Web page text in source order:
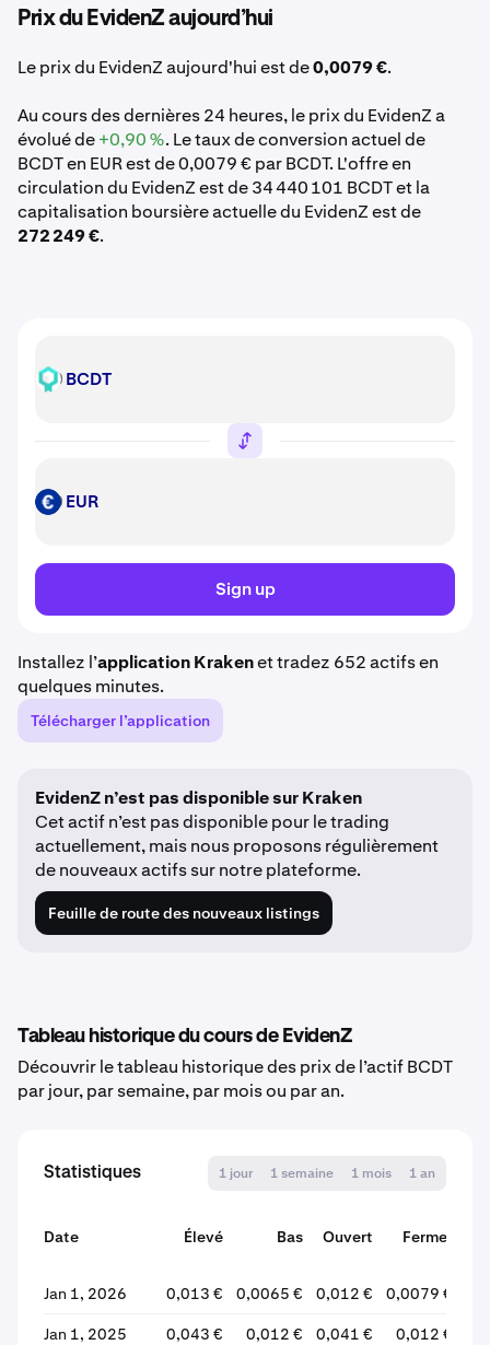
Prix du EvidenZ aujourd’hui
Le prix du EvidenZ aujourd'hui est de0,0079 €.
Au cours des dernières 24 heures, le prix du EvidenZ a
évolué de+0,90 %. Le taux de conversion actuel de
BCDT en EUR est de 0,0079 € par BCDT. L'offre en
circulation du EvidenZ est de 34 440 101 BCDT et la
capitalisation boursière actuelle du EvidenZ est de
272 249 €.
BCDT BCDT
EUR EUR
Sign up
Installez l’application Krakenet tradez 652 actifs en
quelques minutes.
Télécharger l’application
EvidenZ n’est pas disponible sur Kraken
Cet actif n’est pas disponible pour le trading
actuellement, mais nous proposons régulièrement
de nouveaux actifs sur notre plateforme.
Feuille de route des nouveaux listings
Tableau historique du cours de EvidenZ
Découvrir le tableau historique des prix de l’actif BCDT
par jour, par semaine, par mois ou par an.
Statistiques 1 jour 1 semaine 1 mois 1 an
Date Élevé Bas Ouvert
Fermer
Jan 1, 2026
0,013 € 0,0065 € 0,012 € 0,0079 €
Jan 1, 2025 0,043 € 0,012 € 0,041 € 0,012 €